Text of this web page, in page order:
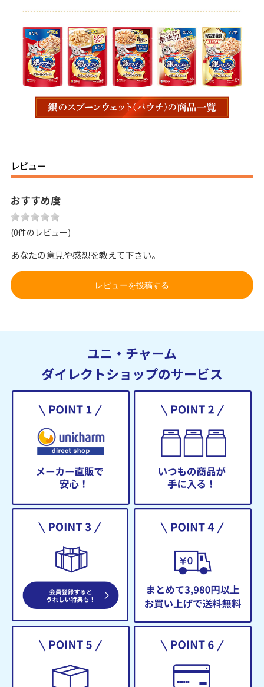
レビュー
おすすめ度
(0件のレビュー)
あなたの意見や感想を教えて下さい。
レビューを投稿する
ユニ・チャーム
ダイレクトショップのサービス